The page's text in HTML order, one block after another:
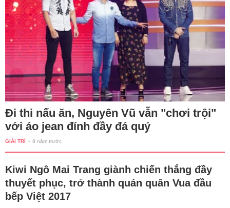
Đi thi nấu ăn, Nguyên Vũ vẫn "chơi trội"
với áo jean đính đầy đá quý
GIẢI TRÍ - 8 năm trước
Kiwi Ngô Mai Trang giành chiến thắng đầy
thuyết phục, trở thành quán quân Vua đầu
bếp Việt 2017